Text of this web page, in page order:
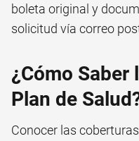
boleta original y
solicitud vía correo
¿Cómo Saber
Plan de
Conocer las